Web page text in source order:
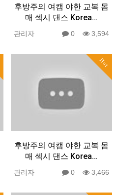
후방주의 여캠 야한 교복 몸
매 섹시 댄스 Korea…
관리자 0 3,594
Hot
후방주의 여캠 야한 교복 몸
매 섹시 댄스 Korea…
관리자 0 3,466